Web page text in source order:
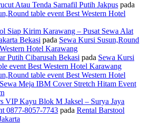
Atau Tenda Sarnafil Putih Jakpus pada
table event Best Western Hotel
Siap Kirim Karawang – Pusat Sewa Alat
Bekasi pada Sewa Kursi Susun,Round
Hotel Karawang
Putih Cibarusah Bekasi pada Sewa Kursi
event Best Western Hotel Karawang
table event Best Western Hotel
Sewa Meja IBM Cover Stretch Hitam Event
VIP Kayu Blok M Jaksel – Surya Jaya
0877-8057-7743 pada Rental Barstool